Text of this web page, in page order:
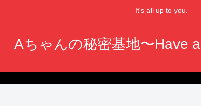
It's all up to you.
Aちゃんの秘密基地〜Have